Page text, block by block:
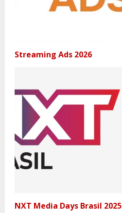
Streaming Ads 2026
NXT Media Days Brasil 2025